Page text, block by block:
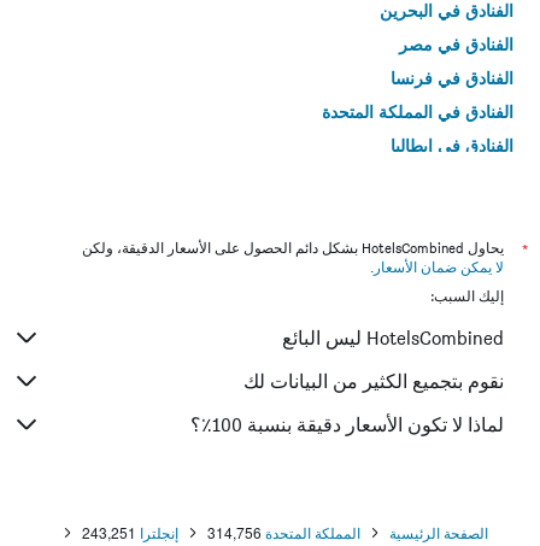
الفنادق في البحرين
الفنادق في مصر
الفنادق في فرنسا
الفنادق في المملكة المتحدة
الفنادق في إيطاليا
*
يحاول HotelsCombined بشكل دائم الحصول على الأسعار الدقيقة، ولكن
لا يمكن ضمان الأسعار .
إليك السبب:
HotelsCombined ليس البائع
نقوم بتجميع الكثير من البيانات لك
لماذا لا تكون الأسعار دقيقة بنسبة 100٪؟
الصفحة الرئيسية المملكة المتحدة 314,756 إنجلترا 243,251